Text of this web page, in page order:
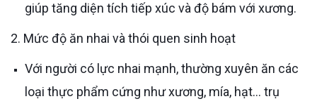
giúp tăng diện tích tiếp xúc và độ bám với xương.
2. Mức độ ăn nhai và thói quen sinh hoạt
Với người có lực nhai mạnh, thường xuyên ăn các
loại thực phẩm cứng như xương, mía, hạt… trụ